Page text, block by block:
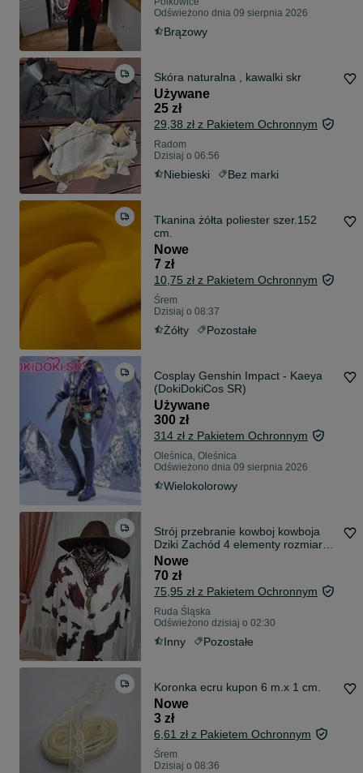
Odświeżono dnia 09 sierpnia 2026
Brązowy
Skóra naturalna , kawalki skr
Używane
25 zł
29,38 zł z Pakietem Ochronnym
Radom
Dzisiaj o 06:56
Niebieski Bez marki
Tkanina żółta poliester szer.152
cm.
Nowe
7 zł
10,75 zł z Pakietem Ochronnym
Śrem
Dzisiaj o 08:37
Żółty Pozostałe
Cosplay Genshin Impact - Kaeya
(DokiDokiCos SR)
Używane
300 zł
314 zł z Pakietem Ochronnym
Oleśnica, Oleśnica
Odświeżono dnia 09 sierpnia 2026
Wielokolorowy
Strój przebranie kowboj kowboja
Dziki Zachód 4 elementy rozmiar
XL
Nowe
70 zł
75,95 zł z Pakietem Ochronnym
Ruda Śląska
Odświeżono dzisiaj o 02:30
Inny Pozostałe
Koronka ecru kupon 6 m.x 1 cm.
Nowe
3 zł
6,61 zł z Pakietem Ochronnym
Śrem
Dzisiaj o 08:36